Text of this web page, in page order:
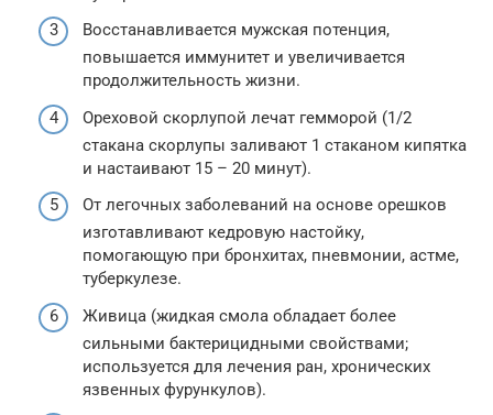
Восстанавливается мужская потенция,
повышается иммунитет и увеличивается
продолжительность жизни.
Ореховой скорлупой лечат гемморой (1/2
стакана скорлупы заливают 1 стаканом кипятка
и настаивают 15 – 20 минут).
От легочных заболеваний на основе орешков
изготавливают кедровую настойку,
помогающую при бронхитах, пневмонии, астме,
туберкулезе.
Живица (жидкая смола обладает более
сильными бактерицидными свойствами;
используется для лечения ран, хронических
язвенных фурункулов).